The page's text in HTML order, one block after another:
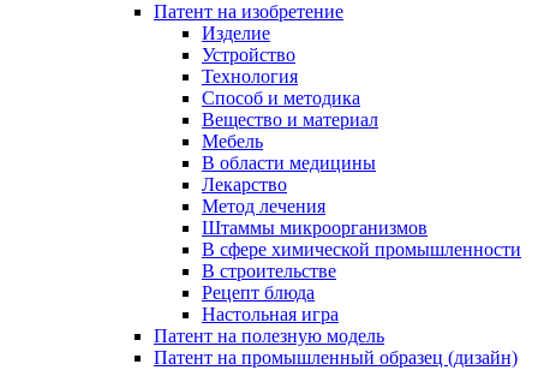
Патент на изобретение
Изделие
Устройство
Технология
Способ и методика
Вещество и материал
Мебель
В области медицины
Лекарство
Метод лечения
Штаммы микроорганизмов
В сфере химической промышленности
В строительстве
Рецепт блюда
Настольная игра
Патент на полезную модель
Патент на промышленный образец (дизайн)